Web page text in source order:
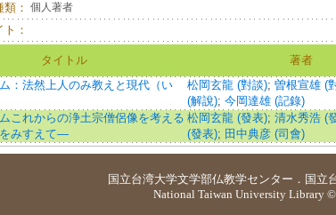
類： 個人著者
：
タイトル 著者
：法然上人のみ教えと現代（い
松岡玄龍 (對談); 曽根宣雄 (
(解說); 今岡達雄 (記錄)
これからの浄土宗僧侶像を考える
みすえて―
松岡玄龍 (發表); 清水秀浩 (
(發表); 田中典彦 (司會)
国立台湾大学文学部仏教学センター ． 国立
National Taiwan University Library